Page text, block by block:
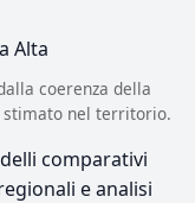
Alta
coerenza della
stimato nel territorio.
comparativi
e analisi